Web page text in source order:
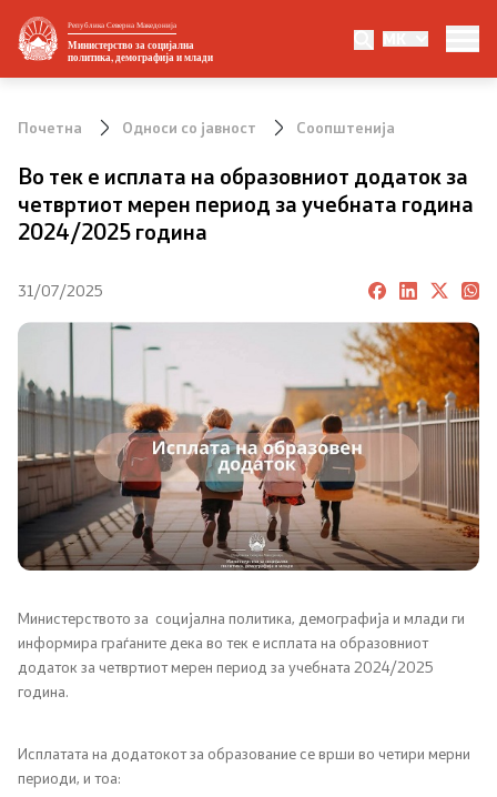
Република Северна Македонија
Министерство за социјална
политика, демографија и млади
MK
Министерство
Заменик министер
Организациона поставеност
Стратешки документи
Eвропски интеграции и меѓународна
соработка
Односи со јавност
Медија центар
Слободен пристап до информации
Јавни набавки
Почетна Односи со јавност Соопштенија
Во тек е исплата на образовниот додаток за
четвртиот мерен период за учебната година
2024/2025 година
31/07/2025
Министерството за социјална политика, демографија и млади ги
информира граѓаните дека во тек е исплата на образовниот
додаток за четвртиот мерен период за учебната 2024/2025
година.
Исплатата на додатокот за образование се врши во четири мерни
периоди, и тоа: